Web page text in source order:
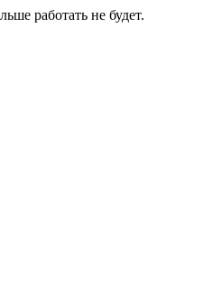
работать не будет.